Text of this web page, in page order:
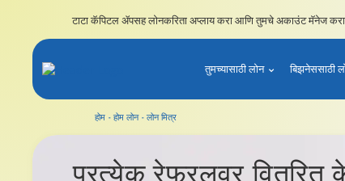
टाटा कॅपिटल ॲपसह लोनकरिता अप्लाय करा आणि तुमचे अकाउंट मॅनेज
तुमच्यासाठी लोन बिझनेससाठी
होम होम लोन लोन मित्र
प्रत्येक रेफरलवरवितरित